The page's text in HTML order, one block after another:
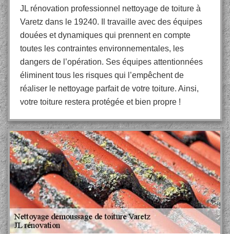
JL rénovation professionnel nettoyage de toiture à
Varetz dans le 19240. Il travaille avec des équipes
douées et dynamiques qui prennent en compte
toutes les contraintes environnementales, les
dangers de l’opération. Ses équipes attentionnées
éliminent tous les risques qui l’empêchent de
réaliser le nettoyage parfait de votre toiture. Ainsi,
votre toiture restera protégée et bien propre !